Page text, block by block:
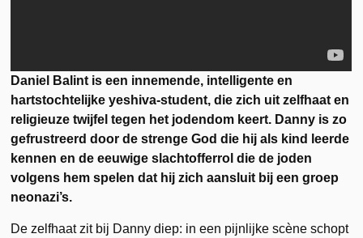
Daniel Balint is een innemende, intelligente en
hartstochtelijke yeshiva-student, die zich uit zelfhaat en
religieuze twijfel tegen het jodendom keert. Danny is zo
gefrustreerd door de strenge God die hij als kind leerde
kennen en de eeuwige slachtofferrol die de joden
volgens hem spelen dat hij zich aansluit bij een groep
neonazi’s.
De zelfhaat zit bij Danny diep: in een pijnlijke scène schopt